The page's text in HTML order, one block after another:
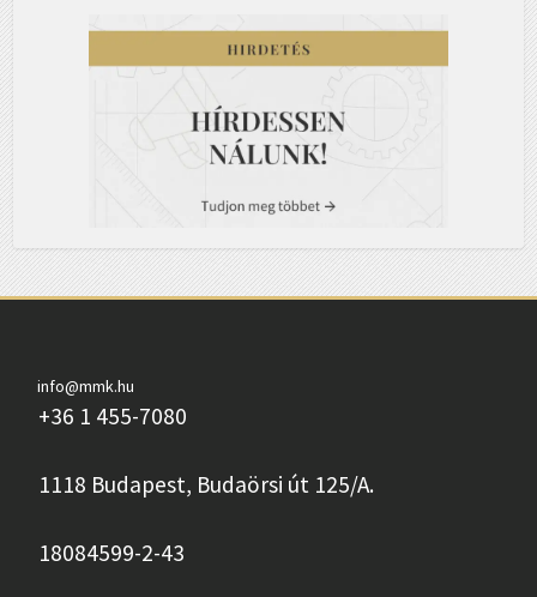
info@mmk.hu
+36 1 455-7080
1118 Budapest, Budaörsi út 125/A.
18084599-2-43